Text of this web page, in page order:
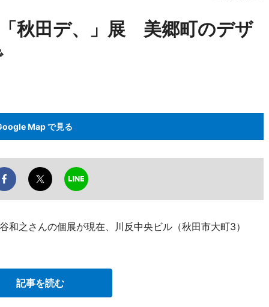
秋田デ、」展 美郷町のデザ
Map で見る
之さんの個展が現在、川反中央ビル（秋田市大町3）
記事を読む